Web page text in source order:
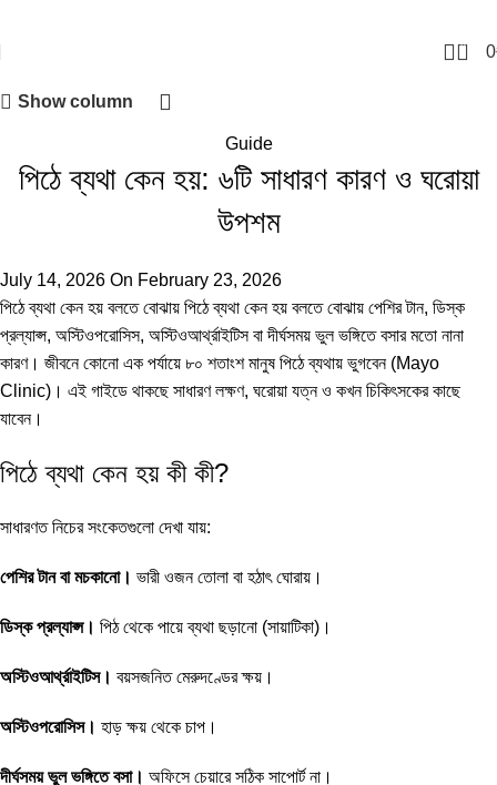
0 0
Show column
Guide
পিঠে ব্যথা কেন হয়: ৬টি সাধারণ কারণ ও ঘরোয়া
উপশম
July 14, 2026 On February 23, 2026
পিঠে ব্যথা কেন হয় বলতে বোঝায় পিঠে ব্যথা কেন হয় বলতে বোঝায় পেশির টান, ডিস্ক
প্রল্যাপ্স, অস্টিওপরোসিস, অস্টিওআর্থ্রাইটিস বা দীর্ঘসময় ভুল ভঙ্গিতে বসার মতো নানা
কারণ। জীবনে কোনো এক পর্যায়ে ৮০ শতাংশ মানুষ পিঠে ব্যথায় ভুগবেন (Mayo
Clinic)। এই গাইডে থাকছে সাধারণ লক্ষণ, ঘরোয়া যত্ন ও কখন চিকিৎসকের কাছে
যাবেন।
পিঠে ব্যথা কেন হয় কী কী?
সাধারণত নিচের সংকেতগুলো দেখা যায়:
পেশির টান বা মচকানো। ভারী ওজন তোলা বা হঠাৎ ঘোরায়।
ডিস্ক প্রল্যাপ্স। পিঠ থেকে পায়ে ব্যথা ছড়ানো (সায়াটিকা)।
অস্টিওআর্থ্রাইটিস। বয়সজনিত মেরুদণ্ডের ক্ষয়।
অস্টিওপরোসিস। হাড় ক্ষয় থেকে চাপ।
দীর্ঘসময় ভুল ভঙ্গিতে বসা। অফিসে চেয়ারে সঠিক সাপোর্ট না।